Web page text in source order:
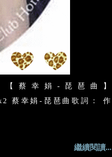
蔡幸娟-琵琶曲】
蔡幸娟-琵琶曲歌詞： 作
繼續閱讀...